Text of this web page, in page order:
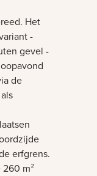
Het
-
gevel -
de
erfgrens.
m²